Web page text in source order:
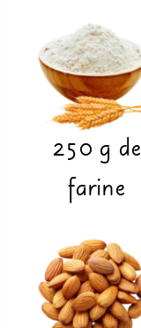
250 g de
farine